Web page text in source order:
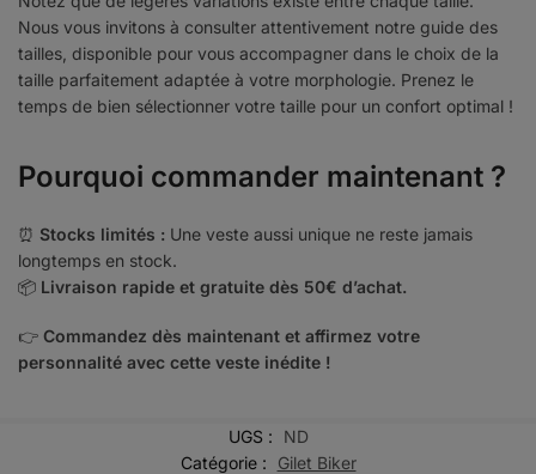
Nous vous invitons à consulter attentivement notre guide des
tailles, disponible pour vous accompagner dans le choix de la
taille parfaitement adaptée à votre morphologie. Prenez le
temps de bien sélectionner votre taille pour un confort optimal !
Pourquoi commander maintenant ?
⏰ Stocks limités : Une veste aussi unique ne reste jamais
longtemps en stock.
📦 Livraison rapide et gratuite dès 50€ d’achat.
👉 Commandez dès maintenant et affirmez votre
personnalité avec cette veste inédite !
UGS :
ND
Catégorie :
Gilet Biker